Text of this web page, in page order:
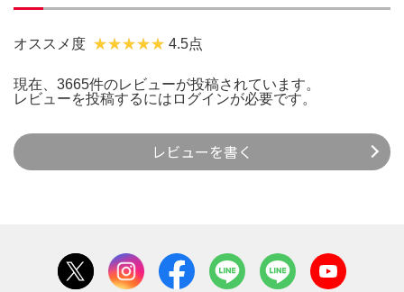
オススメ度 4.5点
現在、3665件のレビューが投稿されています。
レビューを投稿するには ログインが必要です。
レビューを書く